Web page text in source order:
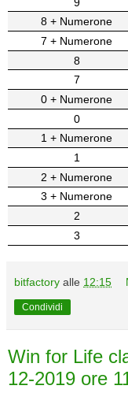
8 + Numerone
7 + Numerone
8
7
0 + Numerone
0
1 + Numerone
1
2 + Numerone
3 + Numerone
2
3
bitfactory alle 12:15
Condividi
Win for Life
12-2019 ore